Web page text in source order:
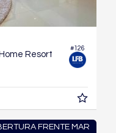
#126
Resort
FRENTE MAR